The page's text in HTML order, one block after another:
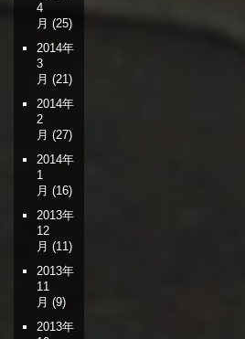
4
月 (25)
2014年
3
月 (21)
2014年
2
月 (27)
2014年
1
月 (16)
2013年
12
月 (11)
2013年
11
月 (9)
2013年